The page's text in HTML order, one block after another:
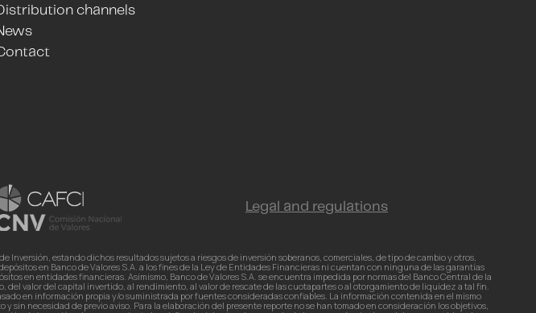
channels
Legal and regulations
estando dichos resultados sujetos a riesgos de inversión soberanos, comerciales, de tipo de cambio y otros,
en Banco de Valores S.A. a los fines de la Ley de Entidades Financieras ni cuentan con ninguna de las garantías
en entidades financieras. Asimismo, Banco de Valores S.A. se encuentra impedida por normas del Banco Central de la
valor del capital invertido, al rendimiento, al valor de rescate de las cuotapartes o al otorgamiento de liquidez a tal fin.
en información propia y/o suministrada por fuentes consideradas confiables. La información contenida en el mismo
sin necesidad de previo aviso. Para la elaboración del presente reporte no se han tomado en consideración los objetivos,